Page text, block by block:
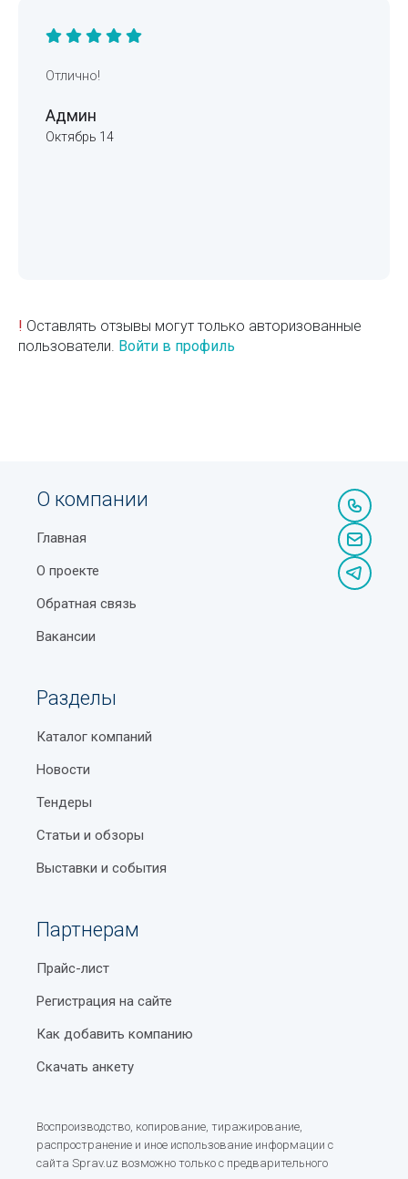
Отлично!
Админ
Октябрь 14
! Оставлять отзывы могут только авторизованные
пользователи. Войти в профиль
О компании
Главная
О проекте
Обратная связь
Вакансии
Разделы
Каталог компаний
Новости
Тендеры
Статьи и обзоры
Выставки и события
Партнерам
Прайс-лист
Регистрация на сайте
Как добавить компанию
Скачать анкету
Воспроизводство, копирование, тиражирование,
распространение и иное использование информации с
сайта Sprav.uz возможно только с предварительного